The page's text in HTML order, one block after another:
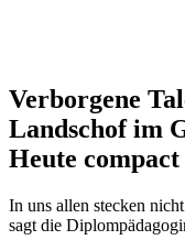
Verborgene
Landschof im
Heute compact
In uns allen stecken
sagt die